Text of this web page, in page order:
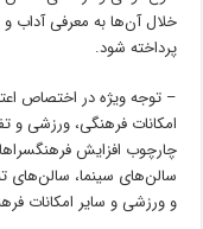
خلال آن‌ها به معرفی آداب
پرداخته شود.
– توجه ویژه در اختصاص
امکانات فرهنگی، ورزشی و
چارچوب افزایش
سالن‌های سینما، سالن‌های
و ورزشی و سایر امکانات